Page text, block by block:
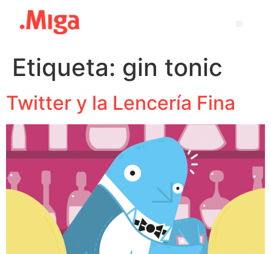
Etiqueta: gin tonic
Twitter y la Lencería Fina